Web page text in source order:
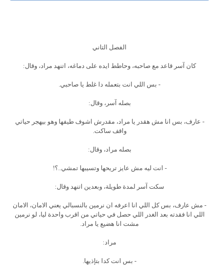
الفصل التاني
كان آسر قاعد مع صاحبه، وحاطط ايده على دماغه، اتنهد مراد، وقال:
- بس اللي انت بتعمله دا غلط يا صاحبي.
بصله آسر، وقال:
- عارف، بس انا مش هقدر يا مراد، مقدرش اشوف طيفها وهو بيهجر حياتي
واقف ساكت.
بصله مراد، وقال:
- انت ليه مش عايز تريحها وتسيبها تمشي..؟!
سكت آسر لمدة طويلة، وبعدين اتنهد وقال:
- مش عارف، بس كل اللي انا اعرفه ان نرمين بالنسبالي يعني الامان، الامان
اللي انا فقدته بعد الغدر اللي حصل في حياتي من اقرب واحدة ليا، لو نرمين
مشت انا هضيع يا مراد.
مراد:
- بس انت كدا بتإذيها.